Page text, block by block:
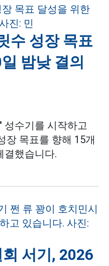
수 성장 목표
밤낮 결의
성수기를 시작하고
장 목표를 향해 15개
결했습니다.
서기, 2026